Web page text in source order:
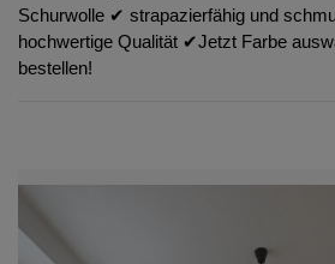
Schurwolle ✔︎ strapazierfähig und
hochwertige Qualität ✔︎Jetzt Farbe
bestellen!